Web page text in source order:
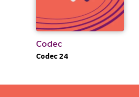
Codec
Codec 24